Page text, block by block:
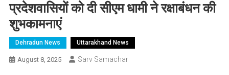
प्रदेशवासियों को दी सीएम धामी ने रक्षाबंधन की
शुभकामनाएं
Dehradun News Uttarakhand News
August 8, 2025 Sarv Samachar